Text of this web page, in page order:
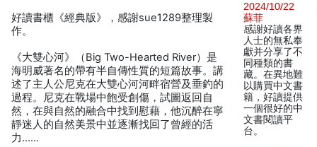
好讀書櫃《經典版》，感謝sue1289整理製
作。
《大雙心河》（Big Two-Hearted River）是
海明威著名的帶有半自傳性質的短篇故事。講
述了主人公尼克在大雙心河河畔宿營及垂釣的
過程。尼克在戰場中飽受創傷，試圖返回自
然，在與自然的融合中找到慰藉，他沉醉在寧
靜迷人的自然美景中並逐漸找回了曾經的活
力……
2024/10/22
蘇菲
感謝好讀各界
人士的無私奉
獻并分享了不
同種類的書
藏。在異地難
以購買中文書
籍，好讀提供
一個很好的中
文書閱讀平
台。